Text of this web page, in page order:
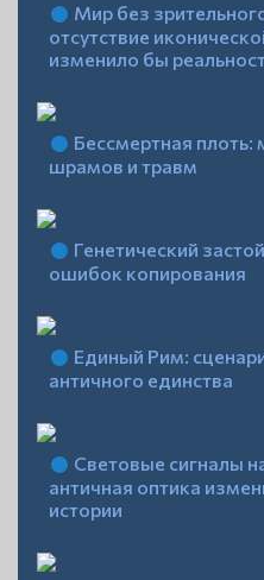
Мир без
отсутствие
изменило бы
Бессмертная плоть:
шрамов и травм
Генетический
ошибок копирования
Единый Рим:
античного единства
Световые сигналы
античная оптика
истории